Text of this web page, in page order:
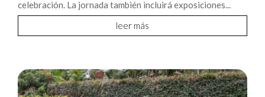
celebración. La jornada también incluirá exposiciones...
leer más